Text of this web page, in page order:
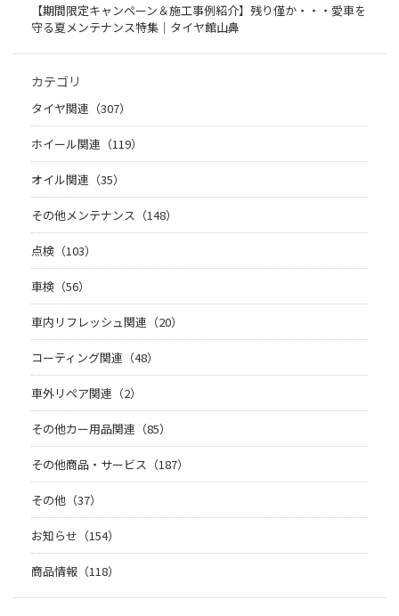
【期間限定キャンペーン＆施工事例紹介】残り僅か・・・愛車を
守る夏メンテナンス特集｜タイヤ館山鼻
カテゴリ
タイヤ関連（307）
ホイール関連（119）
オイル関連（35）
その他メンテナンス（148）
点検（103）
車検（56）
車内リフレッシュ関連（20）
コーティング関連（48）
車外リペア関連（2）
その他カー用品関連（85）
その他商品・サービス（187）
その他（37）
お知らせ（154）
商品情報（118）